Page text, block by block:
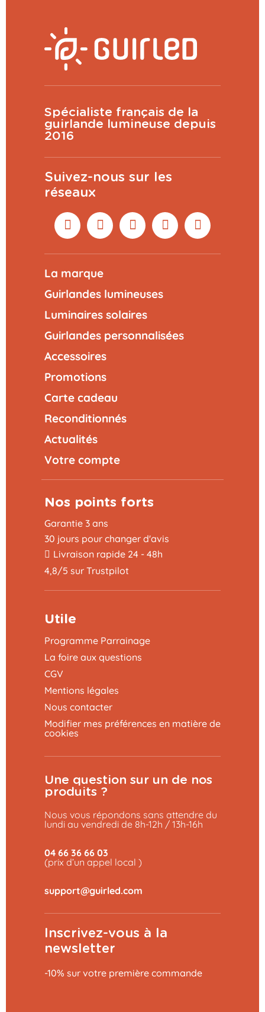
Spécialiste français de la
guirlande lumineuse depuis
2016
Suivez-nous sur les
réseaux
La marque
Guirlandes lumineuses
Luminaires solaires
Guirlandes personnalisées
Accessoires
Promotions
Carte cadeau
Reconditionnés
Actualités
Votre compte
Nos points forts
Garantie 3 ans
30 jours pour changer d'avis
Livraison rapide 24 - 48h
4,8/5 sur Trustpilot
Utile
Programme Parrainage
La foire aux questions
CGV
Mentions légales
Nous contacter
Modifier mes préférences en matière de
cookies
Une question sur un de nos
produits ?
Nous vous répondons sans attendre du
lundi au vendredi de 8h-12h / 13h-16h
04 66 36 66 03
(prix d’un appel local )
Inscrivez-vous à la
newsletter
-10% sur votre première commande